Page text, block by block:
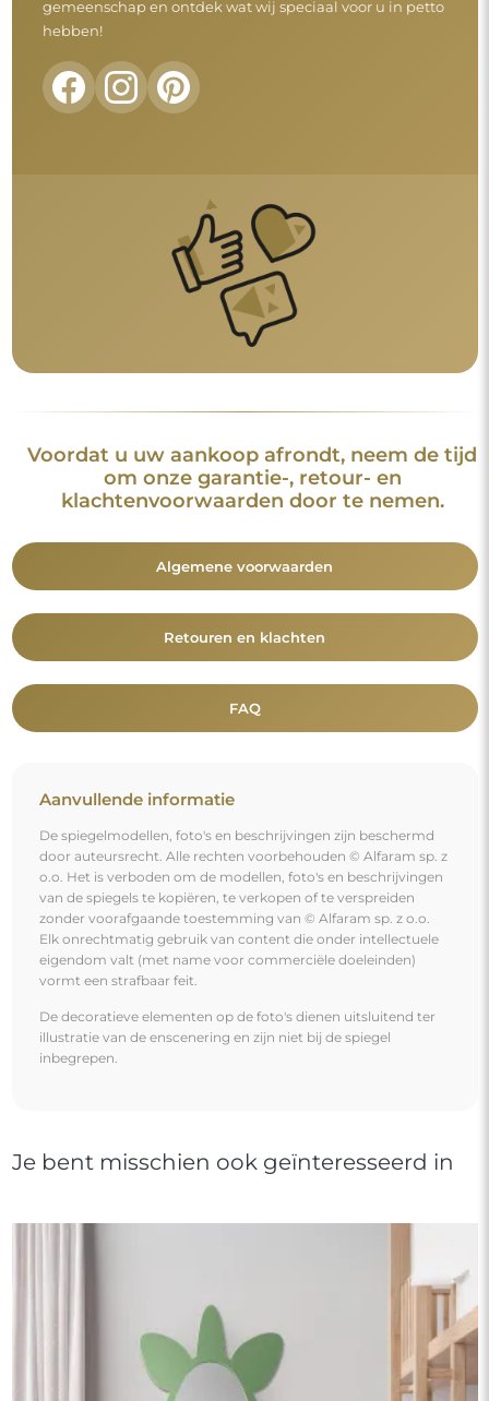
gemeenschap en ontdek wat wij speciaal voor u in petto
hebben!
Voordat u uw aankoop afrondt, neem de tijd
om onze garantie-, retour- en
klachtenvoorwaarden door te nemen.
Algemene voorwaarden
Retouren en klachten
FAQ
Aanvullende informatie
De spiegelmodellen, foto's en beschrijvingen zijn beschermd
door auteursrecht. Alle rechten voorbehouden © Alfaram sp. z
o.o. Het is verboden om de modellen, foto's en beschrijvingen
van de spiegels te kopiëren, te verkopen of te verspreiden
zonder voorafgaande toestemming van © Alfaram sp. z o.o.
Elk onrechtmatig gebruik van content die onder intellectuele
eigendom valt (met name voor commerciële doeleinden)
vormt een strafbaar feit.
De decoratieve elementen op de foto's dienen uitsluitend ter
illustratie van de enscenering en zijn niet bij de spiegel
inbegrepen.
Je bent misschien ook geïnteresseerd in